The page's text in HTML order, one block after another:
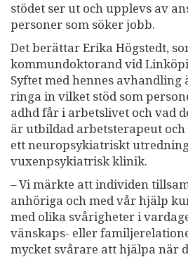
stödet ser ut och upplevs av
personer som söker jobb.
Det berättar Erika Högstedt,
kommundoktorand vid
Syftet med hennes
ringa in vilket stöd som
adhd får i arbetslivet och vad
är utbildad arbetsterapeut
ett neuropsykiatriskt
vuxenpsykiatrisk klinik.
– Vi märkte att individen
anhöriga och med vår hjälp
med olika svårigheter i
vänskaps- eller
mycket svårare att hjälpa när